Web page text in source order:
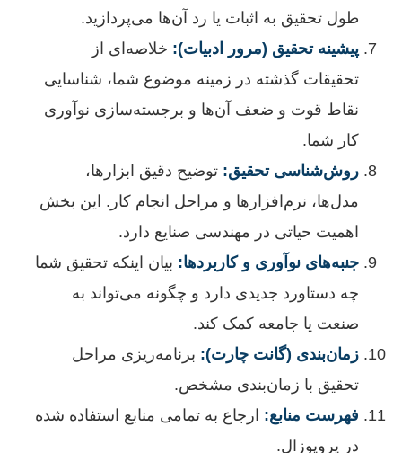
طول تحقیق به اثبات یا رد آن‌ها می‌پردازید.
پیشینه تحقیق (مرور ادبیات): خلاصه‌ای از
تحقیقات گذشته در زمینه موضوع شما، شناسایی
نقاط قوت و ضعف آن‌ها و برجسته‌سازی نوآوری
کار شما.
روش‌شناسی تحقیق: توضیح دقیق ابزارها،
مدل‌ها، نرم‌افزارها و مراحل انجام کار. این بخش
اهمیت حیاتی در مهندسی صنایع دارد.
جنبه‌های نوآوری و کاربردها: بیان اینکه تحقیق شما
چه دستاورد جدیدی دارد و چگونه می‌تواند به
صنعت یا جامعه کمک کند.
زمان‌بندی (گانت چارت): برنامه‌ریزی مراحل
تحقیق با زمان‌بندی مشخص.
فهرست منابع: ارجاع به تمامی منابع استفاده شده
در پروپوزال.